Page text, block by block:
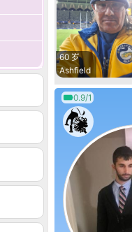
60 岁
Ashfield
0.9/1